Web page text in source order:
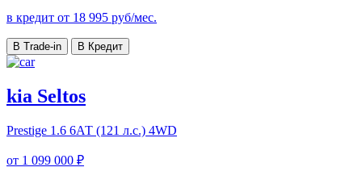
в кредит от 18 995 руб/мес.
В Trade-in В Кредит
kia Seltos
Prestige 1.6 6АТ (121 л.с.) 4WD
от 1 099 000 ₽